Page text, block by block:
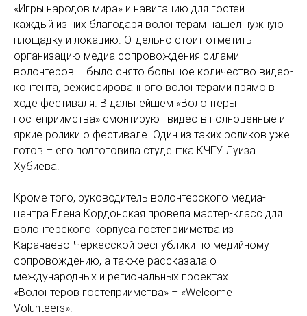
«Игры народов мира» и навигацию для гостей –
каждый из них благодаря волонтерам нашел нужную
площадку и локацию. Отдельно стоит отметить
организацию медиа сопровождения силами
волонтеров – было снято большое количество видео-
контента, режиссированного волонтерами прямо в
ходе фестиваля. В дальнейшем «Волонтеры
гостеприимства» смонтируют видео в полноценные и
яркие ролики о фестивале. Один из таких роликов уже
готов – его подготовила студентка КЧГУ Луиза
Хубиева.
Кроме того, руководитель волонтерского медиа-
центра Елена Кордонская провела мастер-класс для
волонтерского корпуса гостеприимства из
Карачаево-Черкесской республики по медийному
сопровождению, а также рассказала о
международных и региональных проектах
«Волонтеров гостеприимства» – «Welcome
Volunteers».